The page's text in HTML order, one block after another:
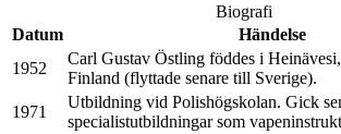
Biografi
Datum
Händelse
1952
Carl Gustav Östling föddes i
Finland (flyttade senare till Sverige).
1971
Utbildning vid Polishögskolan. Gick
specialistutbildningar som